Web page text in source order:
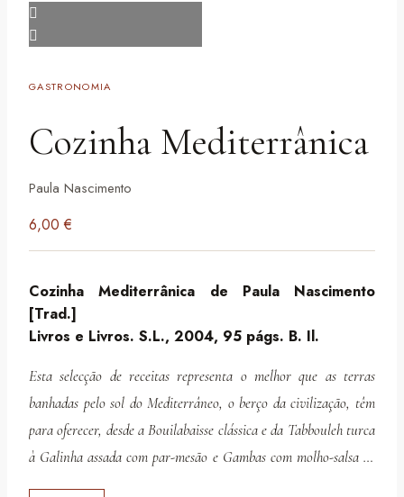
GASTRONOMIA
Cozinha Mediterrânica
Paula Nascimento
6,00€
Cozinha Mediterrânica de Paula Nascimento
[Trad.]
Livros e Livros. S.L., 2004, 95 págs. B. Il.
Esta selecção de receitas representa o melhor que as terras
banhadas pelo sol do Mediterrâneo, o berço da civilização, têm
para oferecer, desde a Bouilabaisse clássica e da Tabbouleh turca
à Galinha assada com par-mesão e Gambas com molho-salsa de